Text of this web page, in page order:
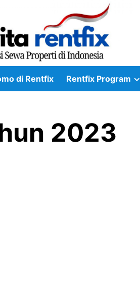
di Rentfix Rentfix Program
2023